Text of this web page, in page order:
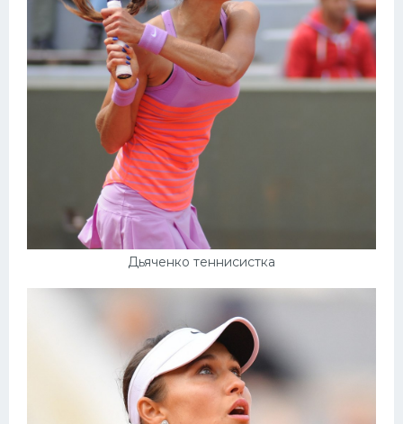
Дьяченко теннисистка